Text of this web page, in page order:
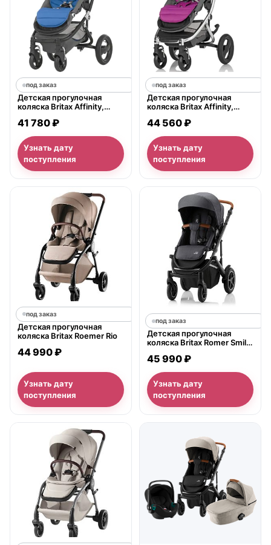
под заказ
Детская прогулочная
коляска Britax Affinity,
41 780 ₽
Узнать дату
поступления
под заказ
Детская прогулочная
коляска Britax Affinity,
44 560 ₽
Узнать дату
поступления
под заказ
Детская прогулочная
коляска Britax Roemer Rio
44 990 ₽
Узнать дату
поступления
под заказ
Детская прогулочная
коляска Britax Romer Smile
45 990 ₽
Узнать дату
поступления